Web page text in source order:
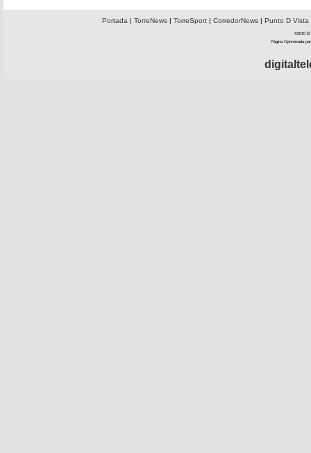
Portada | TorreNews| TorreSport| CorredorNews| Punto D Vista
©2010 El
Página Optimizada